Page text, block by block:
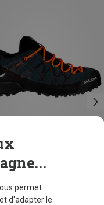
36%
permet
d'adapter le